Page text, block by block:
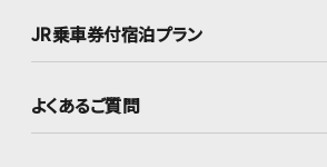
JR乗車券付宿泊プラン
よくあるご質問